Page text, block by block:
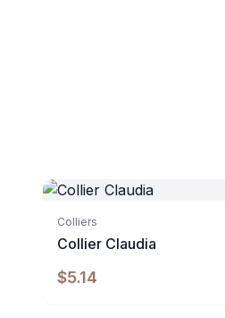
Colliers
Collier Claudia
$5.14